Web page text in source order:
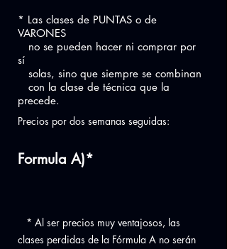
* Las clases de PUNTAS o de
VARONES
no se pueden hacer ni comprar por
sí
solas, sino que siempre se combinan
con la clase de técnica que la
precede.
Precios por dos semanas seguidas:
Formula A)*
* Al ser precios muy ventajosos, las
clases perdidas de la Fórmula A no serán